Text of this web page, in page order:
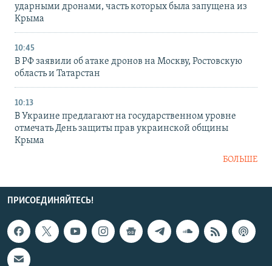
ударными дронами, часть которых была запущена из
Крыма
10:45
В РФ заявили об атаке дронов на Москву, Ростовскую
область и Татарстан
10:13
В Украине предлагают на государственном уровне
отмечать День защиты прав украинской общины
Крыма
БОЛЬШЕ
ПРИСОЕДИНЯЙТЕСЬ!